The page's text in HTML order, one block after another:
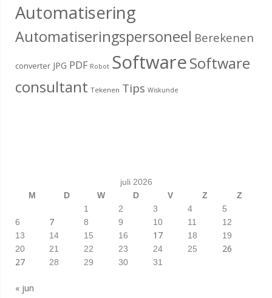
Automatisering
Automatiseringspersoneel Berekenen
converter JPG PDF Robot SoftwareSoftware
consultant Tekenen Tips Wiskunde
juli 2026
M
D W D V Z
Z
1
2 3 4
5
6
7 8 9 10 11
12
13
14 15 16 17 18
19
20
21 22 23 24 25
26
27
28 29 30 31
« jun